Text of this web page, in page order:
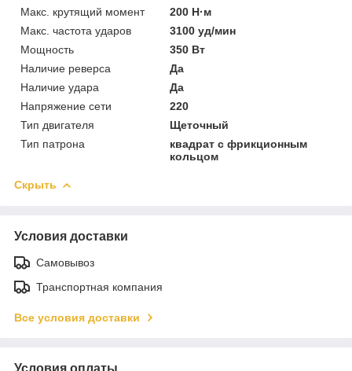
Макс. крутящий момент
200 Н·м
Макс. частота ударов
3100 уд/мин
Мощность
350 Вт
Наличие реверса
Да
Наличие удара
Да
Напряжение сети
220
Тип двигателя
Щеточный
Тип патрона
квадрат с фрикционным
кольцом
Скрыть
Условия доставки
Самовывоз
Транспортная компания
Все условия доставки
Условия оплаты